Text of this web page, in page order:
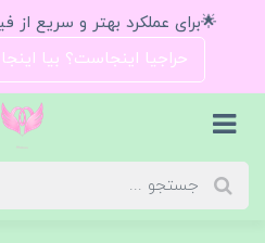
🌟برای عملکرد بهتر و سریع از
حراجیا اینجاست؟ بیا